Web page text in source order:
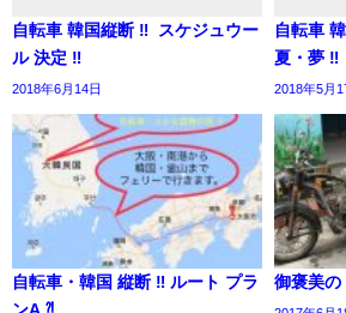
自転車 韓国縦断 ‼︎ スケジュウー
ル 決定 ‼︎
2018年6月14日
自転車
夏・夢 ‼️
2018年5月
自転車・韓国 縦断 ‼︎ ルート プラ
御褒美の